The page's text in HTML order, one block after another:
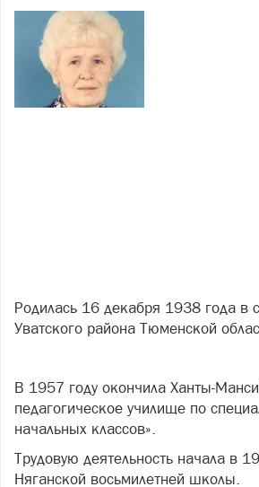
Родилась 16 декабря 1938 года в
Уватского района Тюменской
В 1957 году окончила Ханты-
педагогическое училище по
начальных классов».
Трудовую деятельность начала в
Няганской восьмилетней школы.